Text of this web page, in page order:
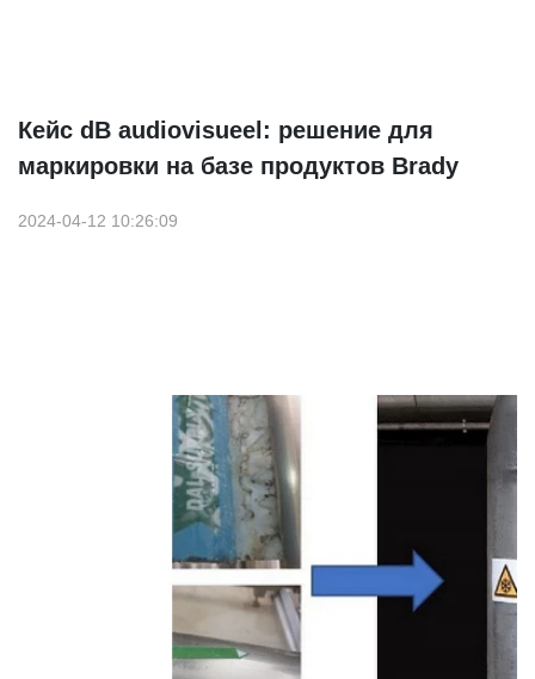
Кейс dB audiovisueel: решение для
маркировки на базе продуктов Brady
2024-04-12 10:26:09